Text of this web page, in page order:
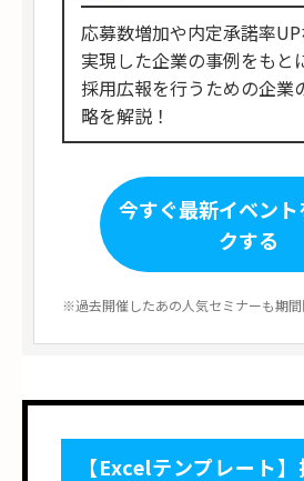
応募数増加や内定承諾率
実現した企業の事例をもと
採用広報を行うための企業
略を解説！
今すぐ最新イベント
クする
※過去開催したあの人気セミナーも期間
【Excelテンプレート